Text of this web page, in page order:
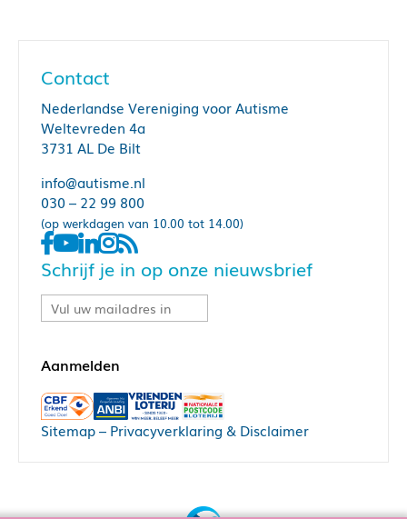
Contact
Nederlandse Vereniging voor Autisme
Weltevreden 4a
3731 AL De Bilt
info@autisme.nl
030 – 22 99 800
(op werkdagen van 10.00 tot 14.00)
Schrijf je in op onze nieuwsbrief
Sitemap– Privacyverklaring & Disclaimer